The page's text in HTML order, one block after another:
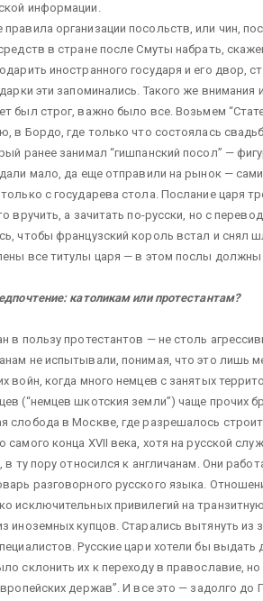
информации.
организации посольств, или чин,
в стране после Смуты набрать,
иностранного государя и его двор,
эти запоминались. Такого же
был строг, важно было все. Возьмем
в Бордо, где только что состоялась
ранее занимал “гишпанский посол” —
мало, да еще отправили на рынок —
с государева стола. Послание царя
вручить, а зачитать по-русски, но с
чтобы французский король встал и снял
все титулы царя — в этом послы должны
католикам или протестантам?
в пользу протестантов — не столь
не испытывали, понимая, что это лишь
войн, когда много немцев с занятых
(“немцев шкотския земли”) чаще прочих
слобода в Москве, где разрешалось
самого конца XVII века, хотя на русской
ту пору относился к англичанам. Они
разговорного русского языка.
исключительных привилегий на
иноземных купцов. Старались вытянуть
Русские цари хотели бы выдать
склонить их к переходу в православие,
держав”. И все это — задолго до